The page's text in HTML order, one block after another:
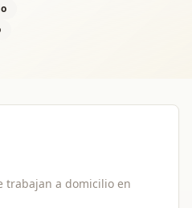
trabajan a domicilio en